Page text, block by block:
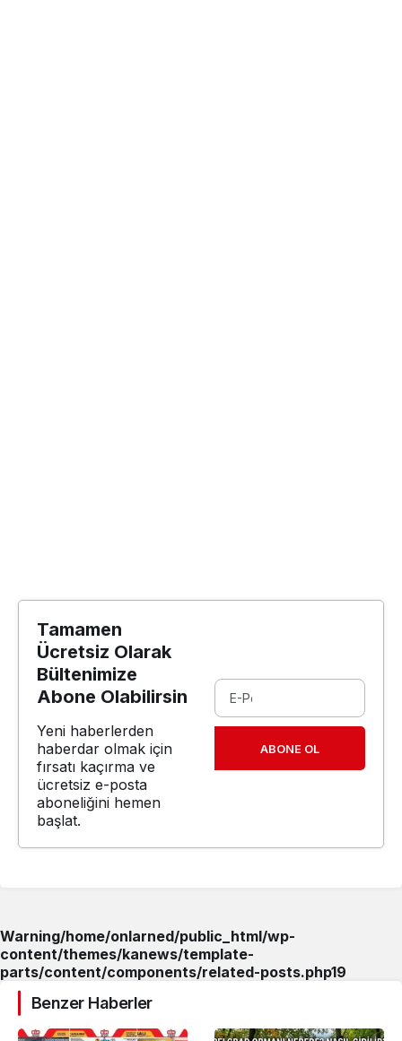
Tamamen
Ücretsiz Olarak
Bültenimize
Abone Olabilirsin
Yeni haberlerden
haberdar olmak için
fırsatı kaçırma ve
ücretsiz e-posta
aboneliğini hemen
başlat.
ABONE OL
Warning/home/onlarned/public_html/wp-
content/themes/kanews/template-
parts/content/components/related-posts.php19
Benzer Haberler